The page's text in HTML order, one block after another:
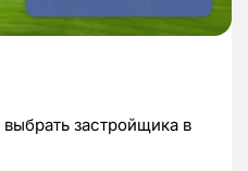
застройщика в